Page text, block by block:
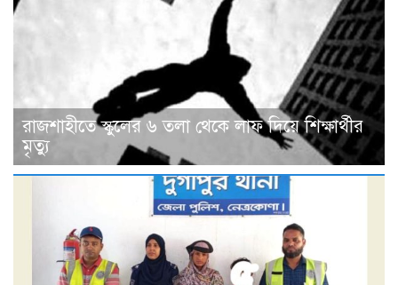
রাজশাহীতে স্কুলের ৬ তলা থেকে লাফ দিয়ে শিক্ষার্থীর
মৃত্যু